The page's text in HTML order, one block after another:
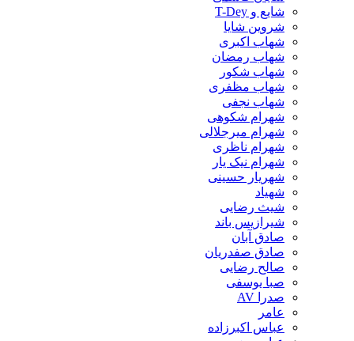
شایع و T-Dey
شروین شایا
شهاب اکبری
شهاب رمضان
شهاب شکور
شهاب مظفری
شهاب نجفی
شهرام شکوهی
شهرام میرجلالی
شهرام ناظری
شهرام نیک یار
شهریار حسینی
شهیاد
شیث رضایی
شیرازیس باند
صادق آبان
صادق صفدریان
صالح رضایی
صبا یوسفی
صدرا AV
عامر
عباس اکبرزاده